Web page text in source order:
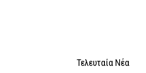
Τελευταία Νέα